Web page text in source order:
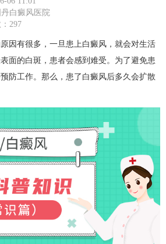
白癜风医院
297
有很多，一旦患上白癜风，就会对生活
面的白斑，患者会感到难受。为了避免患
防工作。那么，患了白癜风后多久会扩散